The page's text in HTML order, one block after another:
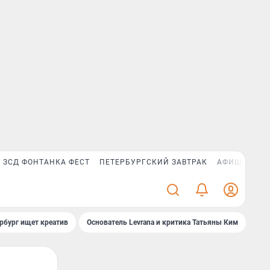
ЗСД ФОНТАНКА ФЕСТ ПЕТЕРБУРГСКИЙ ЗАВТРАК АФИША PLUS
ищет креатив Основатель Levrana и критика Татьяны Ким